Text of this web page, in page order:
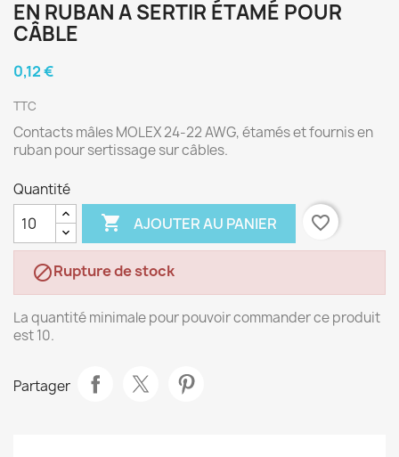
EN RUBAN A SERTIR ÉTAMÉ POUR
CÂBLE
0,12 €
TTC
Contacts mâles MOLEX 24-22 AWG, étamés et fournis en
ruban pour sertissage sur câbles.
Quantité
 AJOUTER AU PANIER favorite_border
Rupture de stock
La quantité minimale pour pouvoir commander ce produit
est 10.
Partager